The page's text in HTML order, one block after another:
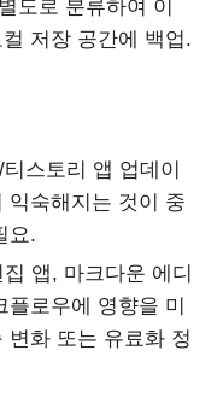
도로 분류하여 이
저장 공간에 백업.
스토리 앱 업데이
익숙해지는 것이 중
요.
앱, 마크다운 에디
로우에 영향을 미
변화 또는 유료화 정